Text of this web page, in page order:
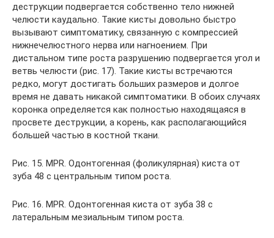
деструкции подвергается собственно тело нижней
челюсти каудально. Такие кисты довольно быстро
вызывают симптоматику, связанную с компрессией
нижнечелюстного нерва или нагноением. При
дистальном типе роста разрушению подвергается угол и
ветвь челюсти (рис. 17). Такие кисты встречаются
редко, могут достигать больших размеров и долгое
время не давать никакой симптоматики. В обоих случаях
коронка определяется как полностью находящаяся в
просвете деструкции, а корень, как располагающийся
большей частью в костной ткани.
Рис. 15. MPR. Одонтогенная (фоликулярная) киста от
зуба 48 с центральным типом роста.
Рис. 16. MPR. Одонтогенная киста от зуба 38 с
латеральным мезиальным типом роста.